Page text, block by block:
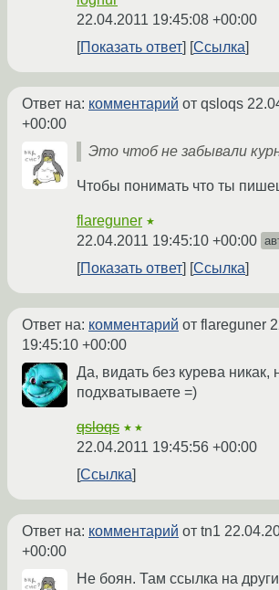
22.04.2011 19:45:08 +00:00
Показать ответ
Ссылка
Ответ на: комментарий от qsloqs
+00:00
Это чтоб не забывали
Чтобы понимать что ты
flareguner ★
22.04.2011 19:45:10 +00:00
Показать ответ Ссылка
Ответ на: комментарий от flareguner
19:45:10 +00:00
Да, видать без курева никак,
подхватываете =)
qsloqs ★★
22.04.2011 19:45:56 +00:00
Ссылка
Ответ на: комментарий от tn1
+00:00
Не боян. Там ссылка на